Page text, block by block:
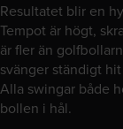
Resultatet blir en
Tempot är högt,
är fler än
svänger ständigt
Alla swingar både
bollen i hål.